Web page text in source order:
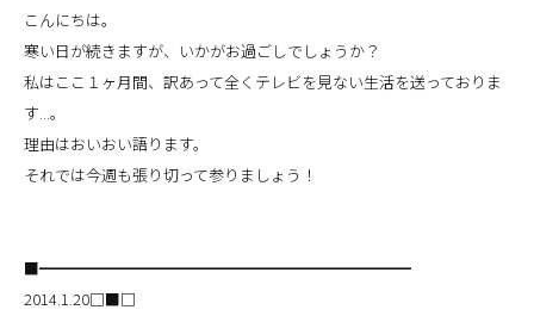
こんにちは。
寒い日が続きますが、いかがお過ごしでしょうか？
私はここ１ヶ月間、訳あって全くテレビを見ない生活を送っておりま
す...。
理由はおいおい語ります。
それでは今週も張り切って参りましょう！
■━━━━━━━━━━━━━━━━━━━━━━━━
2014.1.20□■□